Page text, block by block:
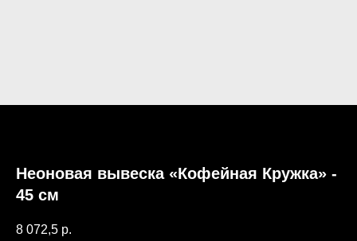
Неоновая вывеска «Кофейная Кружка» -
45 см
8 072,5 р.